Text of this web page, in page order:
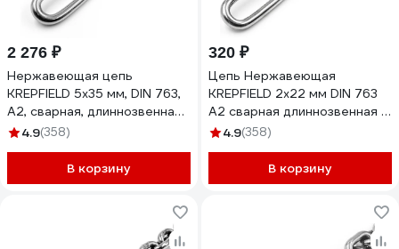
2 276 ₽
Нержавеющая цепь
KREPFIELD 5x35 мм, DIN 763,
А2, сварная, длиннозвенная,
2 м 763А2ЦЕПЬ5ММ-2
4.9(358)
В корзину
320 ₽
Цепь Нержавеющая
KREPFIELD 2x22 мм DIN 763
А2 сварная длиннозвенная 1
метр 763А2ЦЕПЬ2ММ-1
4.9(358)
В корзину